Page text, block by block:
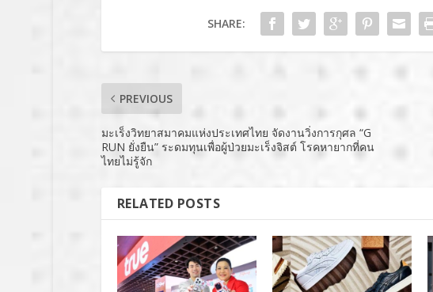
SHARE:
PREVIOUS
มะเร็งวิทยาสมาคมแห่งประเทศไทย จัดงานวิ่งการกุศล “G
RUN ยั่งยืน” ระดมทุนเพื่อผู้ป่วยมะเร็งจิสต์ โรคหายากที่คน
ไทยไม่รู้จัก
RELATED POSTS